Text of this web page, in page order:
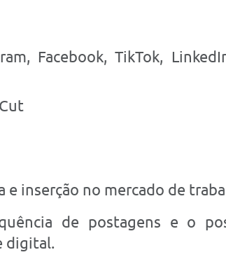
Facebook, TikTok,
e inserção no mercado de
de postagens e o
digital.